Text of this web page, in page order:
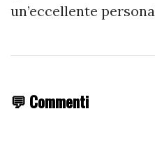
un’eccellente
💬 Commenti